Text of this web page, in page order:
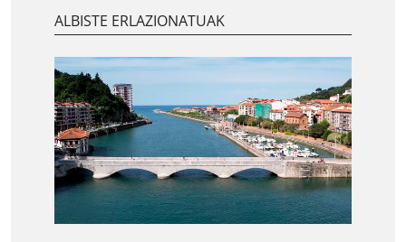
ALBISTE ERLAZIONATUAK